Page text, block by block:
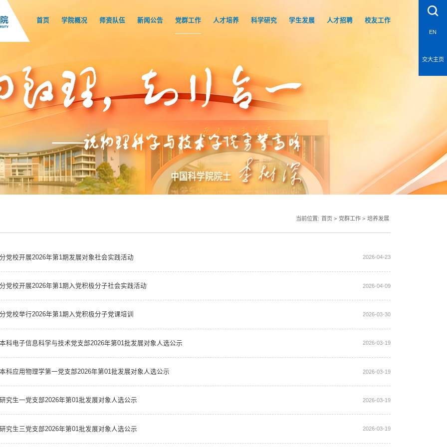
首页 学院概况 师资队伍 新闻公告 党群工作 人才培养 科学研究 学生发展 人才招聘 校友工作
EN
交大主页
当前位置: 首页 > 党群工作 > 培养发展
党校开展2026年第1期发展对象社会实践活动 2026-04-23
党校开展2026年第1期入党积极分子社会实践活动 2026-04-09
党校举行2026年第1期入党积极分子党课培训 2026-03-30
科电子信息科学与技术党支部2026年第01批发展对象人选公示 2026-03-19
科应用物理学第一党支部2026年第01批发展对象人选公示 2026-03-19
究生一党支部2026年第01批发展对象人选公示 2026-03-19
究生三党支部2026年第01批发展对象人选公示 2026-03-19